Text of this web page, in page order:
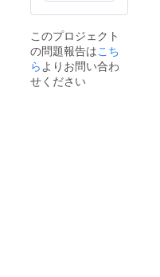
このプロジェクト
の問題報告はこち
らよりお問い合わ
せください